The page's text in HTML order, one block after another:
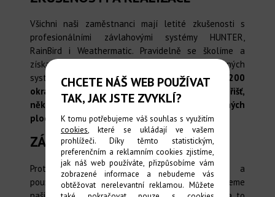
Všichni naši zaměstnanci mají letité zkušenosti s
profesionálními závlahovými systémy HUNTER,
RainBird i Weathermatic. Pravidelně se školíme a
získané vědomosti aplikujeme do námi dodávaných
systémů. Našima rukama prošlovíce než 1 200
okrasných zahrad, přes 150 fotbalových hřišť,
několik golfových hřišť a více než 50 veřejných
ploch či parků .
ZÁRUKA A GARANCE
Protože poskytujeme profesionální služby a
používáme vybrané a osvědčené komponenty, můžeme
CHCETE NÁŠ WEB POUŽÍVAT
TAK, JAK JSTE ZVYKLÍ?
K tomu potřebujeme váš souhlas s využitím
cookies, které se ukládají ve vašem
prohlížeči. Díky těmto statistickým,
preferenčním a reklamním cookies zjistíme,
jak náš web používáte, přizpůsobíme vám
zobrazené informace a nebudeme vás
obtěžovat nerelevantní reklamou. Můžete